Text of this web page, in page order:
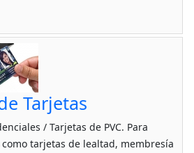
Tarjetas
/ Tarjetas de PVC. Para
tarjetas de lealtad, membresía